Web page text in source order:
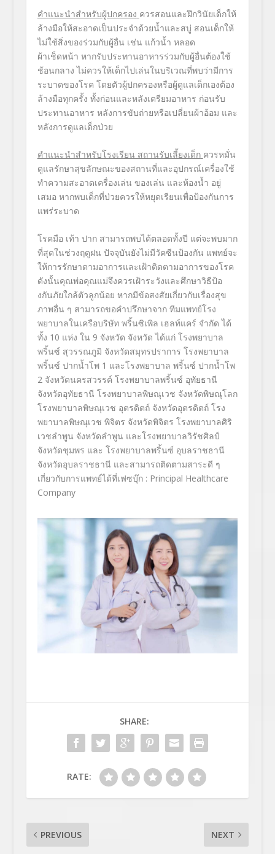
คำแนะนำสำหรับผู้ปกครอง ควรสอนและฝึกวินัยเด็กให้
ล้างมือให้สะอาดเป็นประจำด้วยน้ำและสบู่ สอนเด็กให้
ไม่ใช้สิ่งของร่วมกับผู้อื่น เช่น แก้วน้ำ หลอด
ผ้าเช็ดหน้า หากรับประทานอาหารร่วมกับผู้อื่นต้องใช้
ช้อนกลาง ไม่ควรให้เด็กไปเล่นในบริเวณที่พบว่ามีการ
ระบาดของโรค โดยตัวผู้ปกครองหรือผู้ดูแลเด็กเองต้อง
ล้างมือทุกครั้ง ทั้งก่อนและหลังเตรียมอาหาร ก่อนรับ
ประทานอาหาร หลังการขับถ่ายหรือเปลี่ยนผ้าอ้อม และ
หลังการดูแลเด็กป่วย
คำแนะนำสำหรับโรงเรียน สถานรับเลี้ยงเด็ก ควรหมั่น
ดูแลรักษาสุขลักษณะของสถานที่และอุปกรณ์เครื่องใช้
ทำความสะอาดเครื่องเล่น ของเล่น และห้องน้ำ อยู่
เสมอ หากพบเด็กที่ป่วยควรให้หยุดเรียนเพื่อป้องกันการ
แพร่ระบาด
โรคมือ เท้า ปาก สามารถพบได้ตลอดทั้งปี แต่จะพบมาก
ที่สุดในช่วงฤดูฝน ปัจจุบันยังไม่มีวัคซีนป้องกัน แพทย์จะ
ให้การรักษาตามอาการและเฝ้าติดตามอาการของโรค
ดังนั้นคุณพ่อคุณแม่จึงควรเฝ้าระวังและศึกษาวิธีป้อ
งกันภัยใกล้ตัวลูกน้อย หากมีข้อสงสัยเกี่ยวกับเรื่องสุข
ภาพอื่น ๆ สามารถขอคำปรึกษาจาก ทีมแพทย์โรง
พยาบาลในเครือบริษัท พริ้นซิเพิล เฮลท์แคร์ จำกัด ได้
ทั้ง 10 แห่ง ใน 9 จังหวัด จังหวัด ได้แก่ โรงพยาบาล
พริ้นซ์ สุวรรณภูมิ จังหวัดสมุทรปราการ โรงพยาบาล
พริ้นซ์ ปากน้ำโพ 1 และโรงพยาบาล พริ้นซ์ ปากน้ำโพ
2 จังหวัดนครสวรรค์ โรงพยาบาลพริ้นซ์ อุทัยธานี
จังหวัดอุทัยธานี โรงพยาบาลพิษณุเวช จังหวัดพิษณุโลก
โรงพยาบาลพิษณุเวช อุตรดิตถ์ จังหวัดอุตรดิตถ์ โรง
พยาบาลพิษณุเวช พิจิตร จังหวัดพิจิตร โรงพยาบาลศิริ
เวชลำพูน จังหวัดลำพูน และโรงพยาบาลวิรัชศิลป์
จังหวัดชุมพร และ โรงพยาบาลพริ้นซ์ อุบลราชธานี
จังหวัดอุบลราชธานี และสามารถติดตามสาระดี ๆ
เกี่ยวกับการแพทย์ได้ที่เฟซบุ๊ก : Principal Healthcare
Company
SHARE:
RATE:
PREVIOUS NEXT